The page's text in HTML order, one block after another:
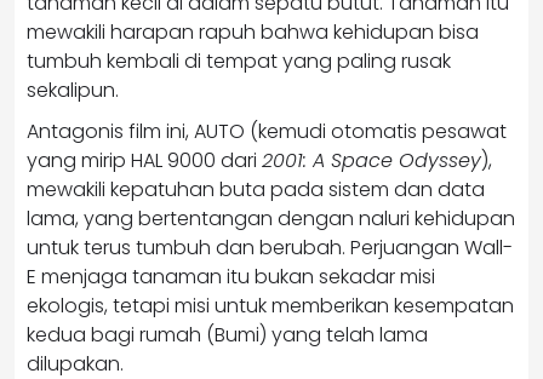
mewakili harapan rapuh bahwa kehidupan bisa
tumbuh kembali di tempat yang paling rusak
sekalipun.
Antagonis film ini, AUTO (kemudi otomatis pesawat
yang mirip HAL 9000 dari 2001: A Space Odyssey),
mewakili kepatuhan buta pada sistem dan data
lama, yang bertentangan dengan naluri kehidupan
untuk terus tumbuh dan berubah. Perjuangan Wall-
E menjaga tanaman itu bukan sekadar misi
ekologis, tetapi misi untuk memberikan kesempatan
kedua bagi rumah (Bumi) yang telah lama
dilupakan.